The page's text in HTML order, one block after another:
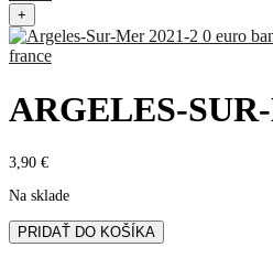
+
ARGELES-
3,90 €
Na sklade
množstvo
Argeles-
PRIDAŤ DO KOŠÍKA